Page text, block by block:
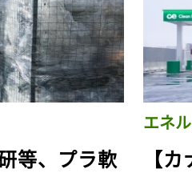
等、プラ軟
エネ
【